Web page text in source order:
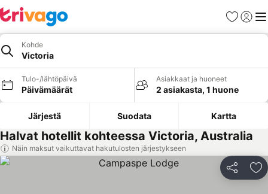
Suosikit
Kohde
Victoria
Tulo-/lähtöpäivä
Päivämäärät
Asiakkaat ja huoneet
2 asiakasta, 1 huone
Järjestä Suodata Kartta
Halvat hotellit kohteessa Victoria, Australia
Näin maksut vaikuttavat hakutulosten järjestykseen
Jaa